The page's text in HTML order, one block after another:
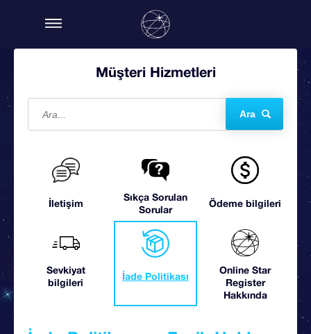
Müşteri Hizmetleri
Ara
İletişim
Sıkça Sorulan
Sorular
Ödeme bilgileri
Sevkiyat
bilgileri
İade Politikası
Online Star
Register
Hakkında